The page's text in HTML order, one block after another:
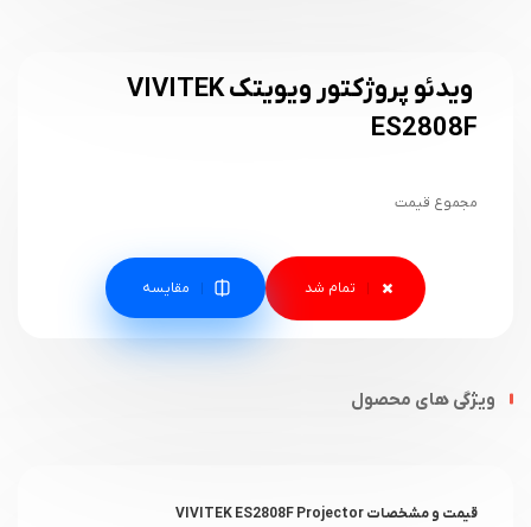
ویدئو پروژکتور ویویتک VIVITEK
ES2808F
مجموع قیمت
مقایسه
ویژگی های محصول
قیمت و مشخصات VIVITEK ES2808F Projector